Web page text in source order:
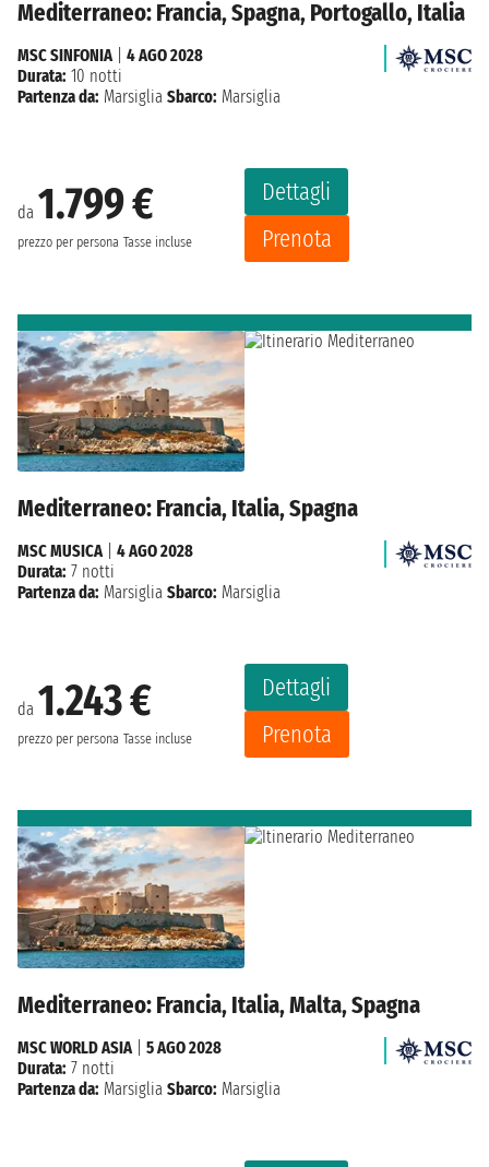
Mediterraneo: Francia, Spagna, Portogallo, Italia
da 1.799 €
prezzo per persona Tasse incluse
Dettagli
Prenota
MSC SINFONIA| 4 AGO 2028
Durata: 10 notti
Partenza da: Marsiglia Sbarco: Marsiglia
Mediterraneo: Francia, Italia, Spagna
da 1.243 €
prezzo per persona Tasse incluse
Dettagli
Prenota
MSC MUSICA| 4 AGO 2028
Durata: 7 notti
Partenza da: Marsiglia Sbarco: Marsiglia
Mediterraneo: Francia, Italia, Malta, Spagna
MSC WORLD ASIA| 5 AGO 2028
Durata: 7 notti
Partenza da: Marsiglia Sbarco: Marsiglia